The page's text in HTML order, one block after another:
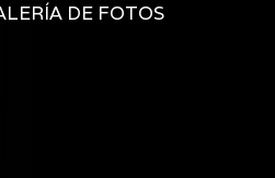
DE FOTOS